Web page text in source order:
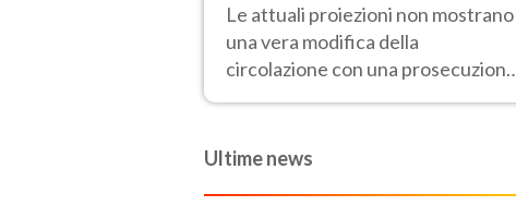
Le attuali proiezioni non mostrano
una vera modifica della
circolazione con una prosecuzione
Ferragosto
Ultime news